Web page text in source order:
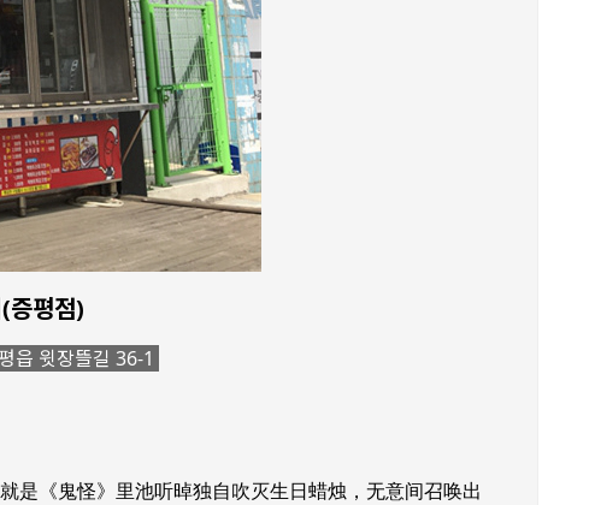
(증평점)
윗장뜰길 36-1
《鬼怪》里池听晫独自吹灭生日蜡烛，无意间召唤出